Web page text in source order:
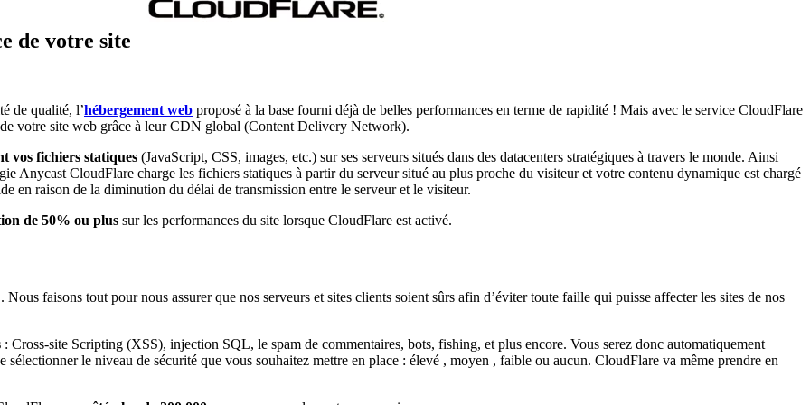
de votre site
de qualité, l’hébergement web proposé à la base fourni déjà de belles performances en terme de rapidité ! Mais avec le service CloudFlare
votre site web grâce à leur CDN global (Content Delivery Network).
vos fichiers statiques (JavaScript, CSS, images, etc.) sur ses serveurs situés dans des datacenters stratégiques à travers le monde. Ainsi
Anycast CloudFlare charge les fichiers statiques à partir du serveur situé au plus proche du visiteur et votre contenu dynamique est chargé
en raison de la diminution du délai de transmission entre le serveur et le visiteur.
de 50% ou plus sur les performances du site lorsque CloudFlare est activé.
faisons tout pour nous assurer que nos serveurs et sites clients soient sûrs afin d’éviter toute faille qui puisse affecter les sites de nos
: Cross-site Scripting (XSS), injection SQL, le spam de commentaires, bots, fishing, et plus encore. Vous serez donc automatiquement
le niveau de sécurité que vous souhaitez mettre en place : élevé , moyen , faible ou aucun. CloudFlare va même prendre en